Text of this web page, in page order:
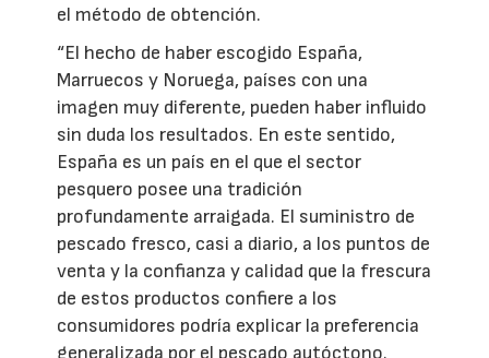
el método de obtención.
“El hecho de haber escogido España,
Marruecos y Noruega, países con una
imagen muy diferente, pueden haber influido
sin duda los resultados. En este sentido,
España es un país en el que el sector
pesquero posee una tradición
profundamente arraigada. El suministro de
pescado fresco, casi a diario, a los puntos de
venta y la confianza y calidad que la frescura
de estos productos confiere a los
consumidores podría explicar la preferencia
generalizada por el pescado autóctono.